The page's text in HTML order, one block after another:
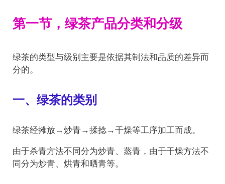
第一节，绿茶产品分类和分级
绿茶的类型与级别主要是依据其制法和品质的差异而
分的。
一、绿茶的类别
绿茶经摊放→炒青→揉捻→干燥等工序加工而成。
由于杀青方法不同分为炒青、蒸青，由于干燥方法不
同分为炒青、烘青和晒青等。